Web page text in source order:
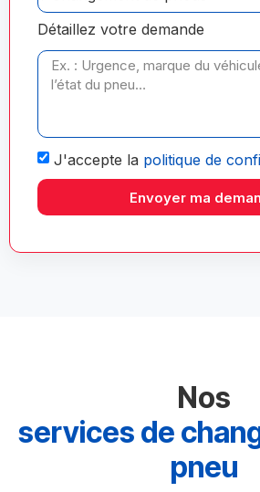
Détaillez votre demande
J'accepte la politique de
Envoyer ma
Nos
services de
pneu